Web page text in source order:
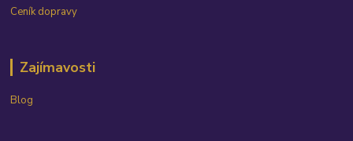
Ceník dopravy
Zajímavosti
Blog